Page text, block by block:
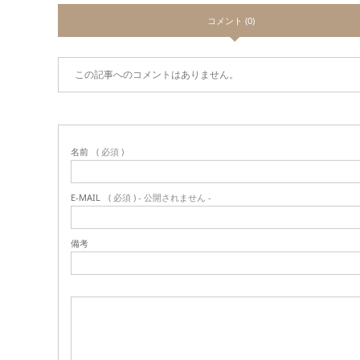
コメント (0)
この記事へのコメントはありません。
名前 ( 必須 )
E-MAIL ( 必須 ) - 公開されません -
備考